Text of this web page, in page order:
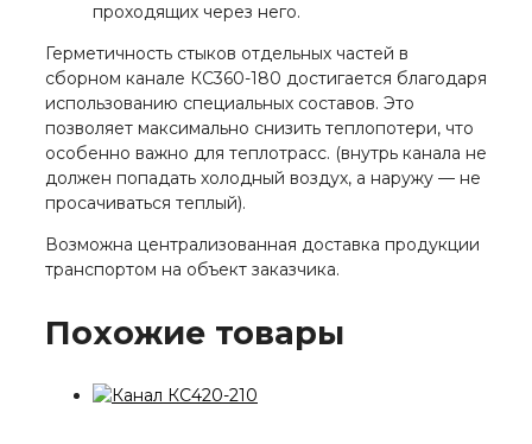
проходящих через него.
Герметичность стыков отдельных частей в
сборном канале КС360-180 достигается благодаря
использованию специальных составов. Это
позволяет максимально снизить теплопотери, что
особенно важно для теплотрасс. (внутрь канала не
должен попадать холодный воздух, а наружу — не
просачиваться теплый).
Возможна централизованная доставка продукции
транспортом на объект заказчика.
Похожие товары